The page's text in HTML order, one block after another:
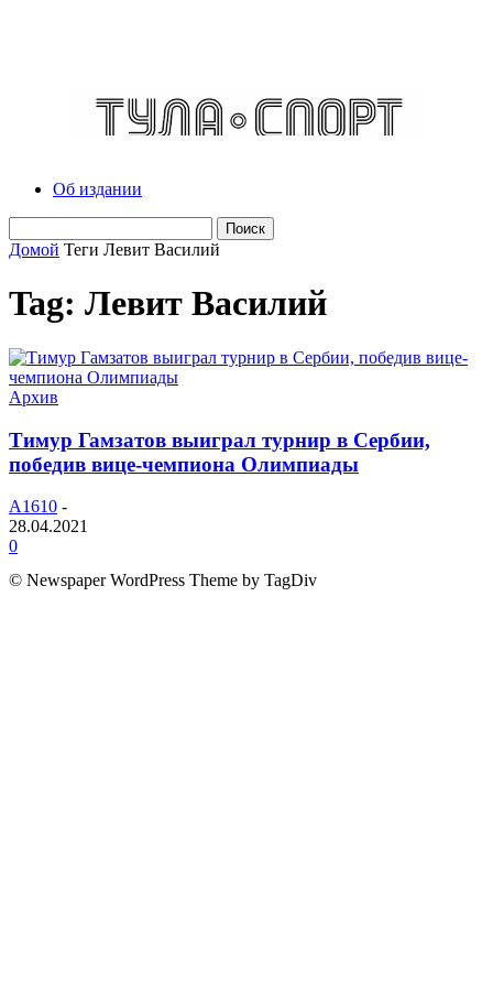
Об издании
Домой Теги Левит Василий
Tag: Левит Василий
Архив
Тимур Гамзатов выиграл турнир в Сербии,
победив вице-чемпиона Олимпиады
A1610 -
28.04.2021
0
© Newspaper WordPress Theme by TagDiv